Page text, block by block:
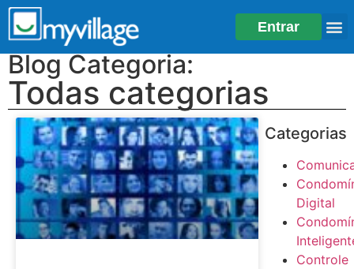
Entrar
Blog Categoria:
Todas categorias
Categorias
Digital
Controle